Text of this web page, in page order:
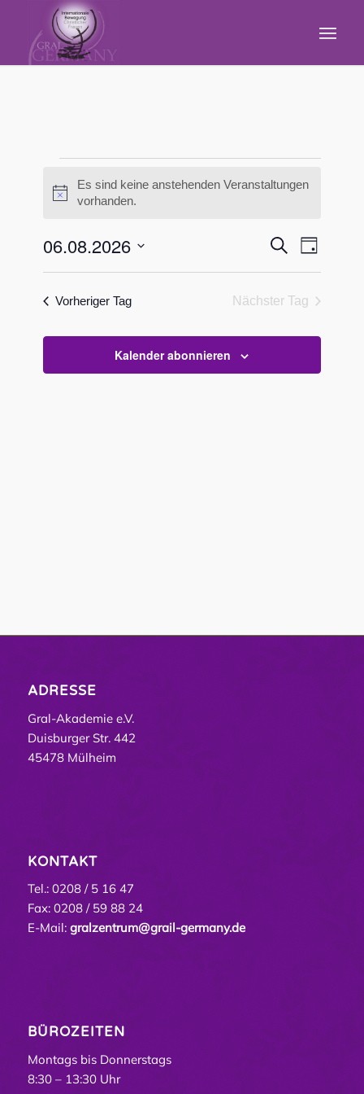
Veranstaltungen
für
6.
August
2026
Hinweis
Es sind keine anstehenden Veranstaltungen
vorhanden.
Suche
und
SucheTag
06.08.2026
Vorheriger Tag
Nächster Tag
Kalender abonnieren
ADRESSE
Gral-Akademie e.V.
Duisburger Str. 442
45478 Mülheim
KONTAKT
Tel.: 0208 / 5 16 47
Fax: 0208 / 59 88 24
E-Mail: gralzentrum@grail-germany.de
BÜROZEITEN
Montags bis Donnerstags
8:30 – 13:30 Uhr